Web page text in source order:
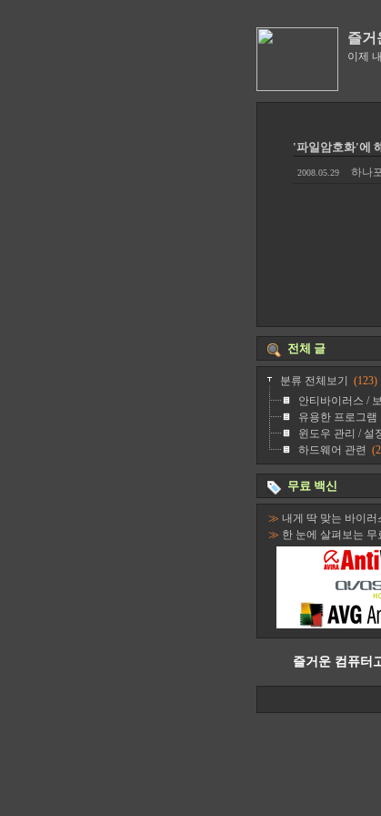
즐거
이제
'파일암호화'에
2008.05.29 하나
전체 글
분류 전체보기
(123)
안티바이러스 /
유용한 프로그램
윈도우 관리 / 설
하드웨어 관련
무료 백신
≫ 내게 딱 맞는 바이러
≫ 한 눈에 살펴보는
즐거운 컴퓨터